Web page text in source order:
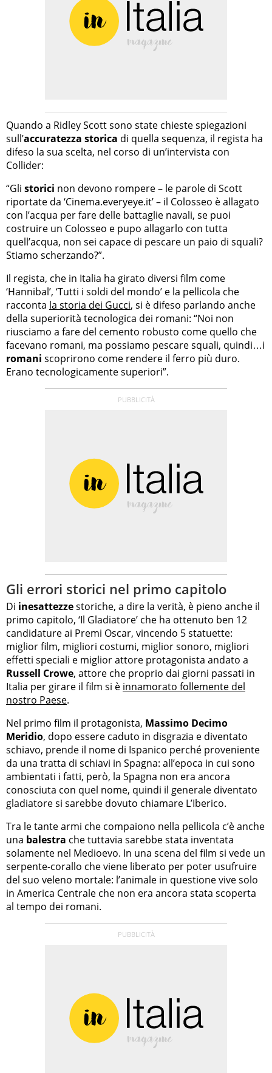
Quando a Ridley Scott sono state chieste spiegazioni
sull’accuratezza storica di quella sequenza, il regista ha
difeso la sua scelta, nel corso di un’intervista con
Collider:
“Gli storici non devono rompere – le parole di Scott
riportate da ‘Cinema.everyeye.it’ – il Colosseo è allagato
con l’acqua per fare delle battaglie navali, se puoi
costruire un Colosseo e pupo allagarlo con tutta
quell’acqua, non sei capace di pescare un paio di squali?
Stiamo scherzando?”.
Il regista, che in Italia ha girato diversi film come
‘Hannibal’, ‘Tutti i soldi del mondo’ e la pellicola che
racconta la storia dei Gucci, si è difeso parlando anche
della superiorità tecnologica dei romani: “Noi non
riusciamo a fare del cemento robusto come quello che
facevano romani, ma possiamo pescare squali, quindi…i
romani scoprirono come rendere il ferro più duro.
Erano tecnologicamente superiori”.
Gli errori storici nel primo capitolo
Di inesattezzestoriche, a dire la verità, è pieno anche il
primo capitolo, ‘Il Gladiatore’ che ha ottenuto ben 12
candidature ai Premi Oscar, vincendo 5 statuette:
miglior film, migliori costumi, miglior sonoro, migliori
effetti speciali e miglior attore protagonista andato a
Russell Crowe, attore che proprio dai giorni passati in
Italia per girare il film si è innamorato follemente del
nostro Paese.
Nel primo film il protagonista, Massimo Decimo
Meridio, dopo essere caduto in disgrazia e diventato
schiavo, prende il nome di Ispanico perché proveniente
da una tratta di schiavi in Spagna: all’epoca in cui sono
ambientati i fatti, però, la Spagna non era ancora
conosciuta con quel nome, quindi il generale diventato
gladiatore si sarebbe dovuto chiamare L’Iberico.
Tra le tante armi che compaiono nella pellicola c’è anche
una balestra che tuttavia sarebbe stata inventata
solamente nel Medioevo. In una scena del film si vede un
serpente-corallo che viene liberato per poter usufruire
del suo veleno mortale: l’animale in questione vive solo
in America Centrale che non era ancora stata scoperta
al tempo dei romani.